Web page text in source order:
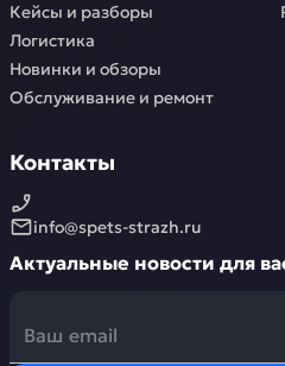
Кейсы и разборы
Логистика
Новинки и обзоры
Обслуживание и ремонт
Контакты
info@spets-strazh.ru
Актуальные новости для